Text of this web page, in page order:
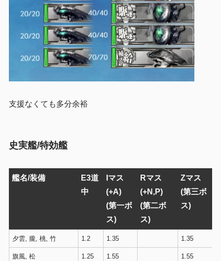
支援なくても多分余裕
史実艦/特効艦
艦名/装備
E3道
中
Iマス
(+A)
(第一ボ
ス)
Rマス
(+N,P)
(第二ボ
ス)
Zマス
(第三ボ
ス)
夕雲, 朧, 桃, 竹 1.2 1.35 1.35
旗風, 松 1.25 1.55 1.55